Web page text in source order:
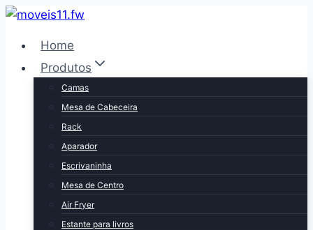
Pular
Conteúdo
Home
Produtos
Camas
Mesa de Cabeceira
Rack
Aparador
Escrivaninha
Mesa de Centro
Air Fryer
Estante para livros